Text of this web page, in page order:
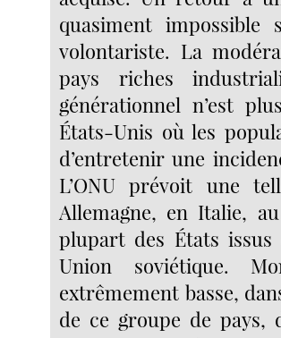
quasiment impossible
volontariste. La
pays riches
générationnel n’est
États-Unis où les
d’entretenir une
L’ONU prévoit une
Allemagne, en Italie,
plupart des États issus
Union soviétique.
extrêmement basse,
de ce groupe de pays,